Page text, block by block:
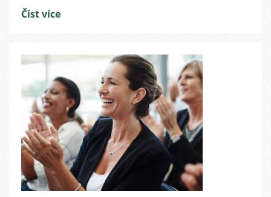
Číst více